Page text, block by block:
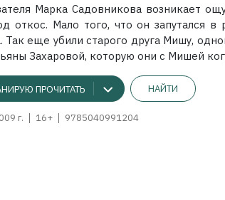
Марка Садовникова возникает
откос. Мало того, что он запутался в
Так еще убили старого друга Мишу,
Захаровой, которую они с Мишей
ПРОЧИТАТЬ НАЙТИ
г. 16+ 9785040991204